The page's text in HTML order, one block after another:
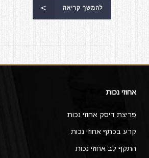
להמשך קריאה
אחוזי נכות
פריצת דיסק אחוזי נכות
קרע בכתף אחוזי נכות
התקף לב אחוזי נכות